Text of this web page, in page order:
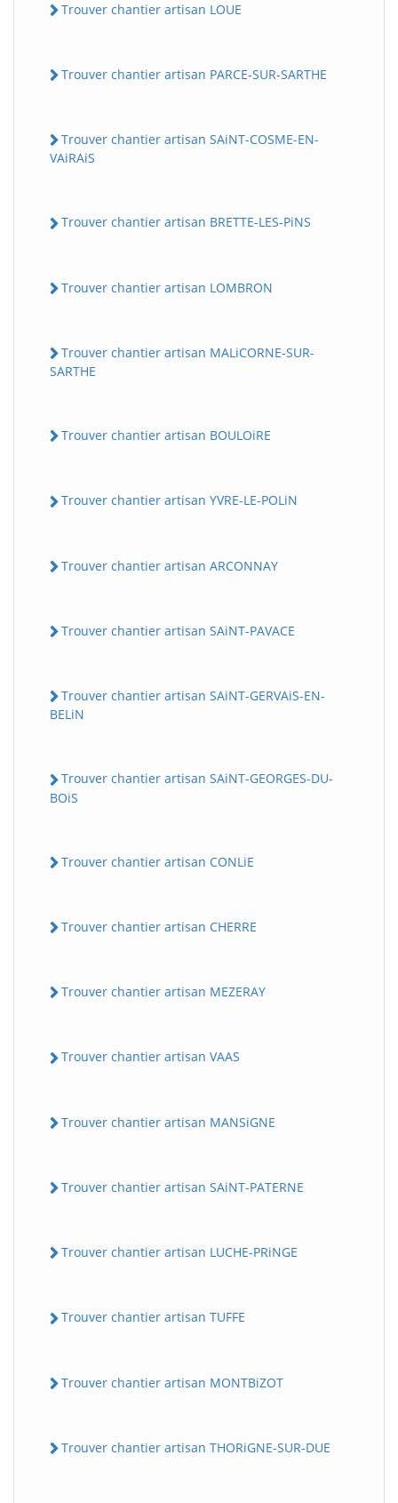
Trouver chantier artisan LOUE
Trouver chantier artisan PARCE-SUR-SARTHE
Trouver chantier artisan SAiNT-COSME-EN-
VAiRAiS
Trouver chantier artisan BRETTE-LES-PiNS
Trouver chantier artisan LOMBRON
Trouver chantier artisan MALiCORNE-SUR-
SARTHE
Trouver chantier artisan BOULOiRE
Trouver chantier artisan YVRE-LE-POLiN
Trouver chantier artisan ARCONNAY
Trouver chantier artisan SAiNT-PAVACE
Trouver chantier artisan SAiNT-GERVAiS-EN-
BELiN
Trouver chantier artisan SAiNT-GEORGES-DU-
BOiS
Trouver chantier artisan CONLiE
Trouver chantier artisan CHERRE
Trouver chantier artisan MEZERAY
Trouver chantier artisan VAAS
Trouver chantier artisan MANSiGNE
Trouver chantier artisan SAiNT-PATERNE
Trouver chantier artisan LUCHE-PRiNGE
Trouver chantier artisan TUFFE
Trouver chantier artisan MONTBiZOT
Trouver chantier artisan THORiGNE-SUR-DUE